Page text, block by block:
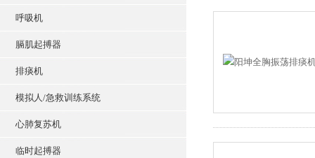
呼吸机
膈肌起搏器
排痰机
模拟人/急救训练系统
心肺复苏机
临时起搏器